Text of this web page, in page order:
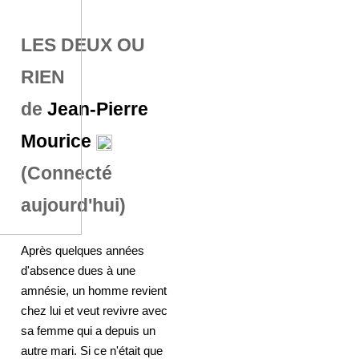
LES DEUX OU
RIEN
deJean-Pierre
Mourice
(Connecté
aujourd'hui)
Après quelques années
d'absence dues à une
amnésie, un homme revient
chez lui et veut revivre avec
sa femme qui a depuis un
autre mari. Si ce n'était que